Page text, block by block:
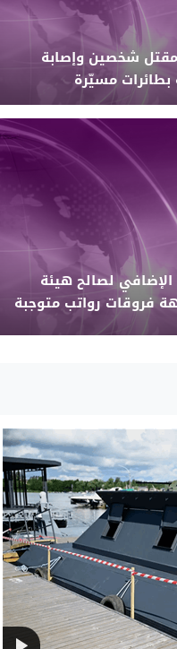
شخصين وإصابة
مسيّرة
الإضافي لصالح هيئة
فروقات رواتب متوجبة